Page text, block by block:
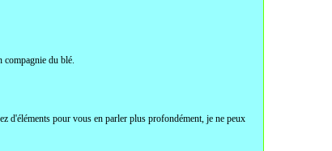
compagnie du blé.
d'éléments pour vous en parler plus profondément, je ne peux